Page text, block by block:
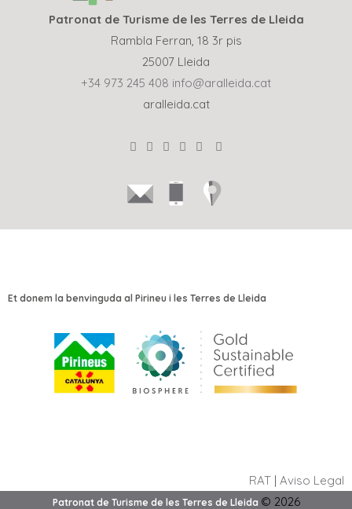
Patronat de Turisme de les Terres de Lleida
Rambla Ferran, 18 3r pis
25007 Lleida
+34 973 245 408 info@aralleida.cat
aralleida.cat
Et donem la benvinguda al Pirineu i les Terres de Lleida
RAT Aviso Legal
Patronat de Turisme de les Terres de Lleida © 2026